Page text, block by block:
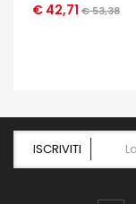
€ 42,71 € 53,38
OCCHIATA VELOCE
ISCRIVITI